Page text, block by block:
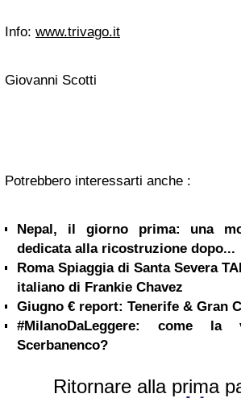
Info: www.trivago.it
Giovanni Scotti
Potrebbero interessarti anche :
Nepal, il giorno prima: una
dedicata alla ricostruzione dopo...
Roma Spiaggia di Santa Severa
italiano di Frankie Chavez
Giugno € report: Tenerife & Gran
#MilanoDaLeggere: come la
Scerbanenco?
Ritornare alla prima